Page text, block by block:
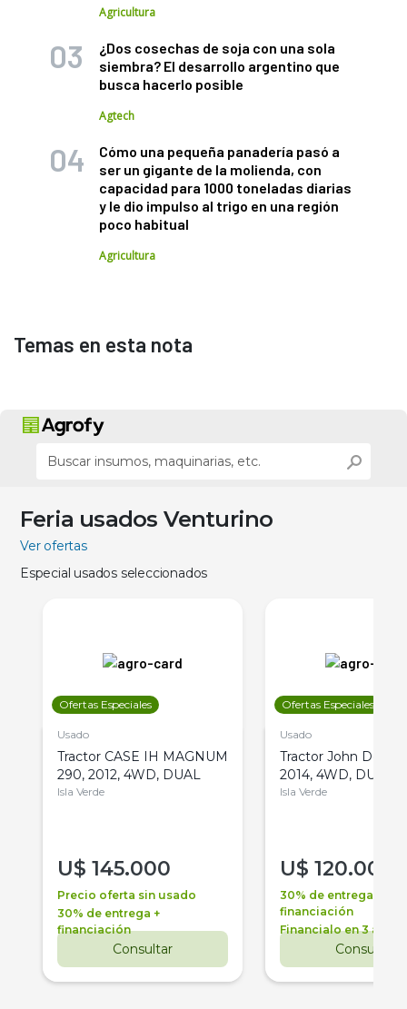
Agricultura
¿Dos cosechas de soja con una sola
siembra? El desarrollo argentino que
busca hacerlo posible
Agtech
Cómo una pequeña panadería pasó a
ser un gigante de la molienda, con
capacidad para 1000 toneladas diarias
y le dio impulso al trigo en una región
poco habitual
Agricultura
Temas en esta nota
Feria usados Venturino
Ver ofertas
Especial usados seleccionados
Ofertas Especiales
Usado
Tractor CASE IH MAGNUM
290, 2012, 4WD, DUAL
Isla Verde
U$ 145.000
Precio oferta sin usado
30% de entrega +
financiación
Consultar
Ofertas Especiales
Usado
Tractor John Deere
2014, 4WD, DUAL
Isla Verde
U$ 120.000
30% de entrega +
financiación
Financialo en 3 años
Consultar